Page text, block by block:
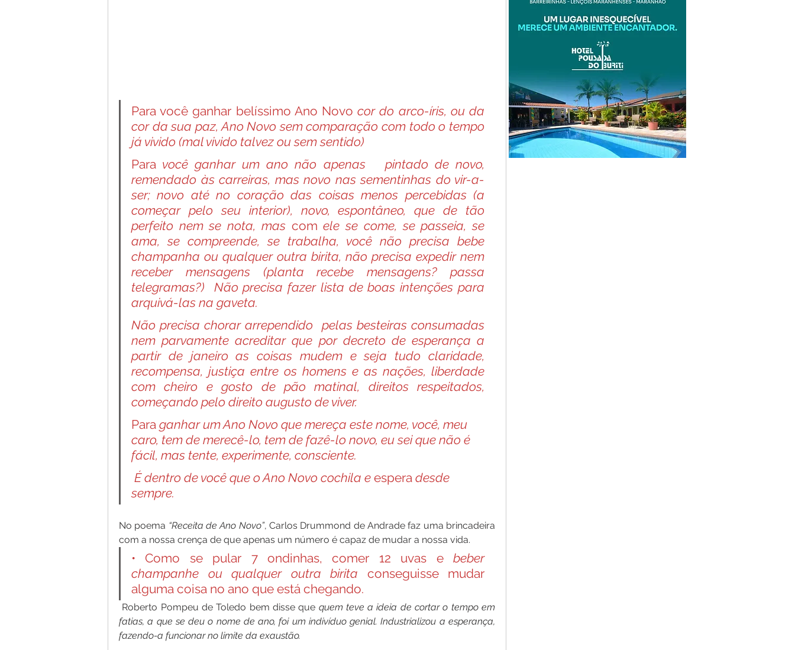
Para você ganhar belíssimo Ano Novo cor do arco-íris, ou da
cor da sua paz, Ano Novo sem comparação com todo o tempo
já vivido (mal vivido talvez ou sem sentido)
Para você ganhar um ano não apenas   pintado de novo,
remendado às carreiras, mas novo nas sementinhas do vir-a-
ser; novo até no coração das coisas menos percebidas (a
começar pelo seu interior),
novo, espontâneo, que de tão
perfeito nem se nota, mas com ele se come, se passeia, se
ama, se compreende, se trabalha, você não precisa bebe
champanha ou qualquer outra birita, não precisa expedir nem
receber mensagens (planta recebe mensagens? passa
telegramas?)
Não precisa fazer lista de boas intenções para
arquivá-las na gaveta.
Não precisa chorar arrependido pelas besteiras consumadas
nem parvamente acreditar que por decreto de esperança a
partir de janeiro as coisas mudem e seja tudo claridade,
recompensa, justiça entre os homens e as nações, liberdade
com cheiro e gosto de pão matinal,
direitos respeitados,
começando pelo direito augusto de viver.
Para ganhar um Ano Novo que mereça este nome, você, meu
caro, tem de merecê-lo, tem de fazê-lo novo, eu sei que não é
fácil, mas tente, experimente, consciente.
É dentro de você que o Ano Novo cochila e espera desde
sempre.
No poema “Receita de Ano Novo”, Carlos Drummond de Andrade faz uma brincadeira
com a nossa crença de que apenas um número é capaz de mudar a nossa vida.
• Como se pular 7 ondinhas, comer 12 uvas e beber
champanhe ou qualquer outra birita conseguisse mudar
alguma coisa no ano que está chegando.
Roberto Pompeu de Toledo bem disse que quem teve a ideia de cortar o tempo em
fatias, a que se deu o nome de ano, foi um indivíduo genial. Industrializou a esperança,
fazendo-a funcionar no limite da exaustão.